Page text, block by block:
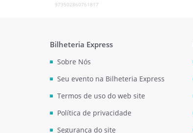
973502860761817
Bilheteria Express
Sobre Nós
Seu evento na Bilheteria Express
Termos de uso do web site
Política de privacidade
Segurança do site